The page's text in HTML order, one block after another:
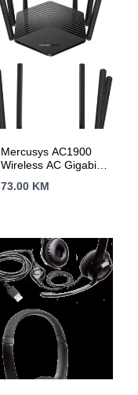
Mercusys AC1900
Wireless AC Gigabit
2.4 GHz + 1300
with Beamforming,
2× G LAN Ports, 1×
G WAN Port, Access
Point Mode, 3X3 MU-
MIMO, Parental
Controls, Guest
Network, Smart
Connect
73.00 KM